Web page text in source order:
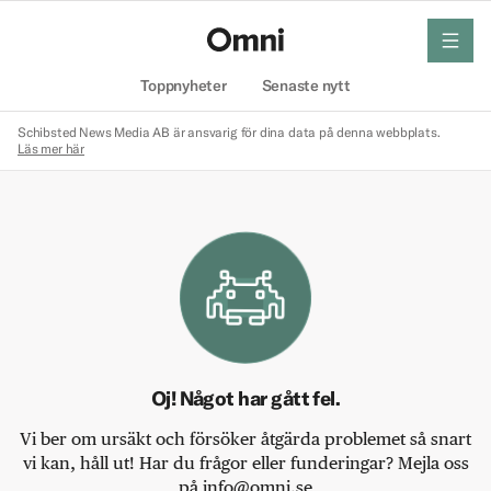
Toppnyheter Senaste nytt
meny
Schibsted News Media AB är ansvarig för dina data på denna webbplats.
Läs mer här
Oj! Något har gått fel.
Vi ber om ursäkt och försöker åtgärda problemet så snart
vi kan, håll ut! Har du frågor eller funderingar? Mejla oss